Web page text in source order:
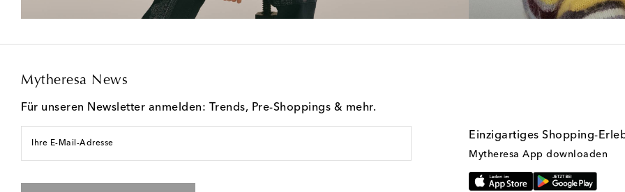
Mytheresa News
Für unseren Newsletter anmelden: Trends, Pre-Shoppings & mehr.
Ihre E-Mail-Adresse
Einzigartiges Shopping-
Mytheresa App downloaden